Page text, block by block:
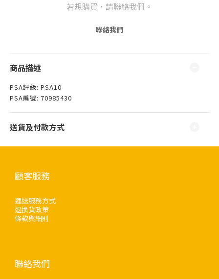
若想購買，請聯絡我們。
聯絡我們
商品描述
PSA評級: PSA10
PSA編號: 70985430
送貨及付款方式
顧客服務
運送服務方式
退換貨政策
條款與細則
聯絡我們